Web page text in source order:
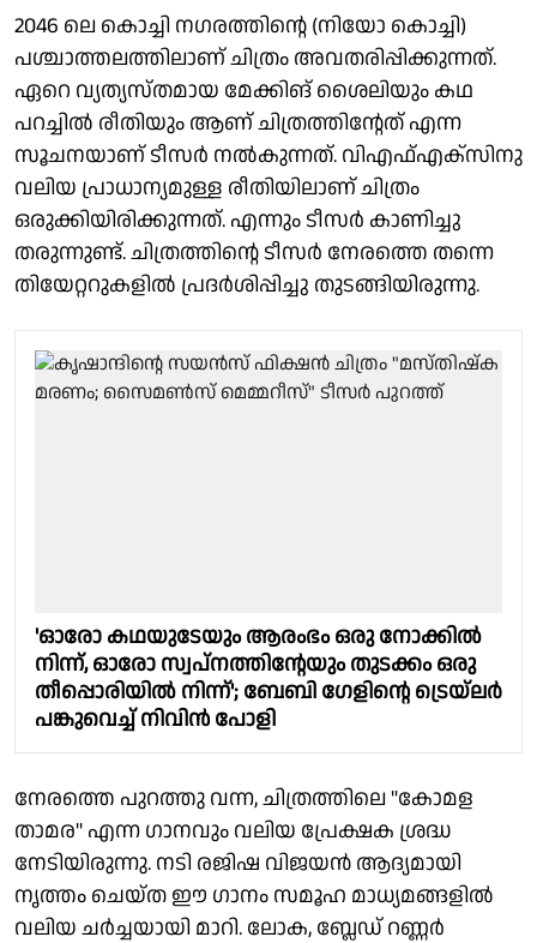
2046 ലെ കൊച്ചി നഗരത്തിൻ്റെ (നിയോ കൊച്ചി)
പശ്ചാത്തലത്തിലാണ്‌ ചിത്രം അവതരിപ്പിക്കുന്നത്.
ഏറെ വ്യത്യസ്തമായ മേക്കിങ് ശൈലിയും കഥ
പറച്ചിൽ രീതിയും ആണ് ചിത്രത്തിന്റേത് എന്ന
സൂചനയാണ് ടീസർ നൽകുന്നത്. വിഎഫ്എക്‌സിനു
വലിയ പ്രാധാന്യമുള്ള രീതിയിലാണ് ചിത്രം
ഒരുക്കിയിരിക്കുന്നത്. എന്നും ടീസർ കാണിച്ചു
തരുന്നുണ്ട്. ചിത്രത്തിൻ്റെ ടീസർ നേരത്തെ തന്നെ
തിയേറ്ററുകളിൽ പ്രദർശിപ്പിച്ചു തുടങ്ങിയിരുന്നു.
'ഓരോ കഥയുടേയും ആരംഭം ഒരു നോക്കിൽ
നിന്ന്, ഓരോ സ്വപ്നത്തിൻ്റേയും തുടക്കം ഒരു
തീപ്പൊരിയിൽ നിന്ന്'; ബേബി ഗേളിൻ്റെ ട്രെയ്‌ലർ
പങ്കുവെച്ച് നിവിൻ പോളി
നേരത്തെ പുറത്തു വന്ന, ചിത്രത്തിലെ "കോമള
താമര" എന്ന ഗാനവും വലിയ പ്രേക്ഷക ശ്രദ്ധ
നേടിയിരുന്നു. നടി രജിഷ വിജയൻ ആദ്യമായി
നൃത്തം ചെയ്ത ഈ ഗാനം സമൂഹ മാധ്യമങ്ങളിൽ
വലിയ ചർച്ചയായി മാറി. ലോക, ബ്ലേഡ് റണ്ണർ